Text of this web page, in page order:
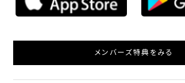
メンバーズ特典をみる